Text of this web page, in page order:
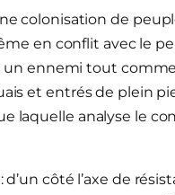
colonisation de
en conflit avec le
ennemi tout comme
et entrés de plein
laquelle analyse le
côté l’axe de